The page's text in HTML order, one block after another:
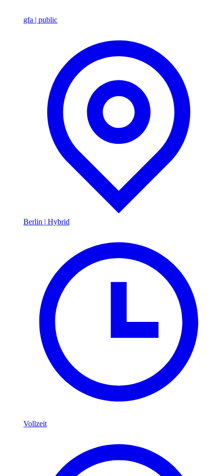
gfa | public
Berlin | Hybrid
Vollzeit